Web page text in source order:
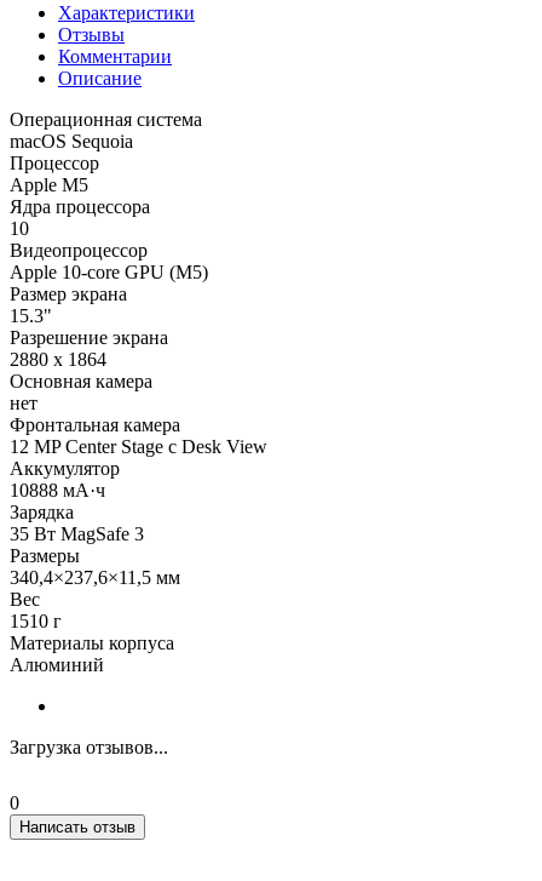
Характеристики
Отзывы
Комментарии
Описание
Операционная система
macOS Sequoia
Процессор
Apple M5
Ядра процессора
10
Видеопроцессор
Apple 10-core GPU (M5)
Размер экрана
15.3"
Разрешение экрана
2880 x 1864
Основная камера
нет
Фронтальная камера
12 MP Center Stage с Desk View
Аккумулятор
10888 мА·ч
Зарядка
35 Вт MagSafe 3
Размеры
340,4×237,6×11,5 мм
Вес
1510 г
Материалы корпуса
Алюминий
Загрузка отзывов...
0
Написать отзыв